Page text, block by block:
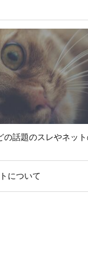
話題のスレやネッ
について